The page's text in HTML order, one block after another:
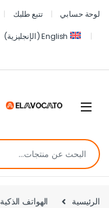
لوحة حسابي تتبع طلبك
English
(الإنجليزية)
الرئيسية الهواتف الذكية